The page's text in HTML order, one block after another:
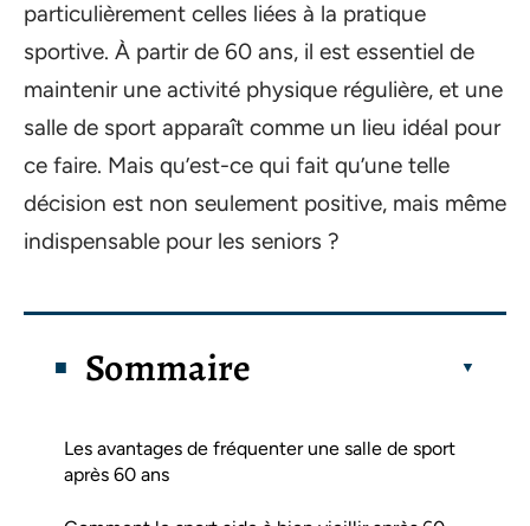
particulièrement celles liées à la pratique
sportive. À partir de 60 ans, il est essentiel de
maintenir une activité physique régulière, et une
salle de sport apparaît comme un lieu idéal pour
ce faire. Mais qu’est-ce qui fait qu’une telle
décision est non seulement positive, mais même
indispensable pour les seniors ?
Sommaire
Les avantages de fréquenter une salle de sport
après 60 ans